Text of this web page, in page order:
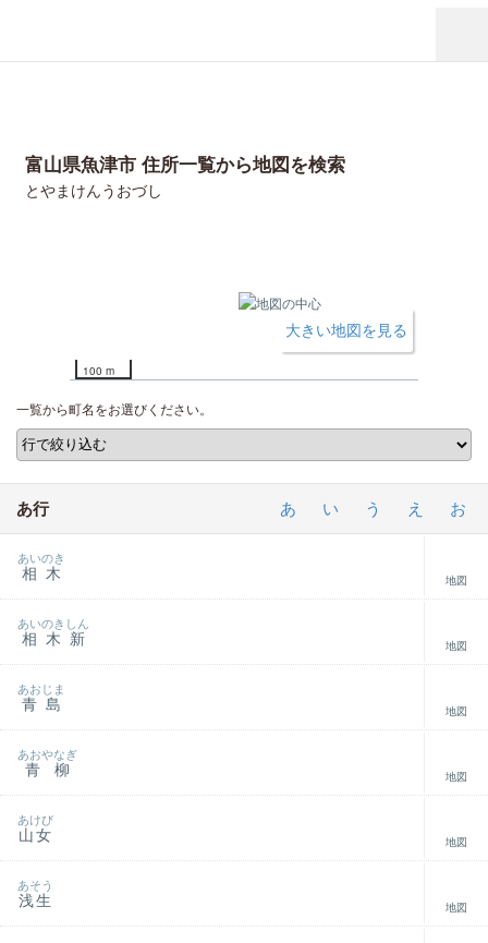
富山県魚津市 住所一覧から地図を検索
とやまけんうおづし
100 m
大きい地図を見る
一覧から町名をお選びください。
あ行 あ い う え お
相木
あいのき
地図
相木新
あいのきしん
地図
青島
あおじま
地図
青柳
あおやなぎ
地図
山女
あけび
地図
浅生
あそう
地図